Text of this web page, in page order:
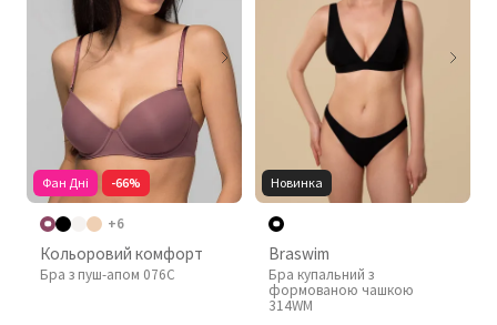
Фан Дні -66%
+6
Кольоровий комфорт
Бра з пуш-апом 076C
Новинка
Braswim
Бра купальний з
формованою чашкою
314WM